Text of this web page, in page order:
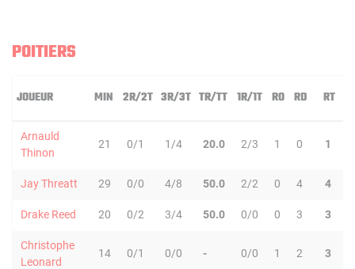
POITIERS
JOUEUR MIN 2R/2T 3R/3T TR/TT 1R/1T RO RD RT
Arnauld
Thinon
21 0/1 1/4 20.0 2/3 1 0 1
Jay Threatt 29 0/0 4/8 50.0 2/2 0 4 4
Drake Reed 20 0/2 3/4 50.0 0/0 0 3 3
Christophe
Leonard
14 0/1 0/0 - 0/0 1 2 3